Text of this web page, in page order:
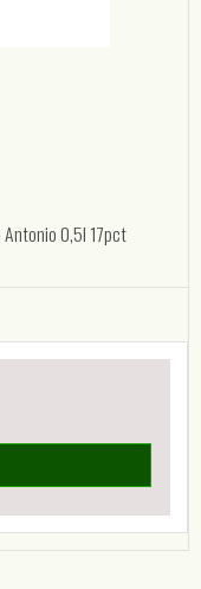
0,5l 17pct